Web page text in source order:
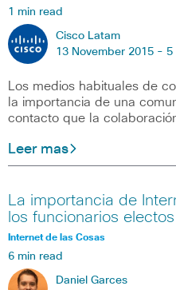
1 min read
Cisco Latam
13 November 2015 - 5
Los medios habituales de
la importancia de una
contacto que la
Leer mas
La importancia de
los funcionarios electos
Internet de las Cosas
6 min read
Daniel Garces